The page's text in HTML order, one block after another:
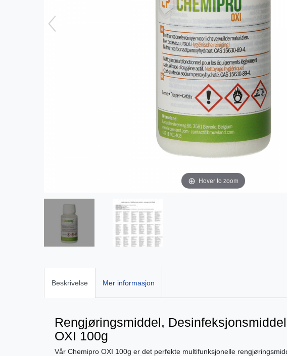
Hover to zoom
Beskrivelse Mer informasjon
Rengjøringsmiddel,
OXI 100g
Vår Chemipro OXI 100g er det perfekte multifunksjonelle